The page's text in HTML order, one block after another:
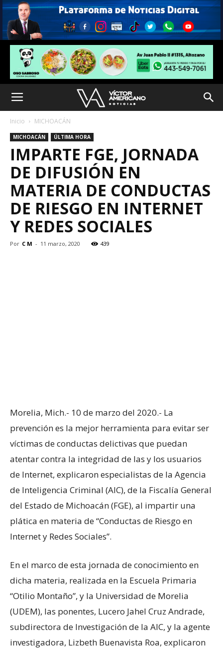
Inicio MICHOACÁN
MICHOACÁN ÚLTIMA HORA
IMPARTE FGE, JORNADA
DE DIFUSIÓN EN
MATERIA DE CONDUCTAS
DE RIESGO EN INTERNET
Y REDES SOCIALES
Por C M - 11 marzo, 2020 439
Morelia, Mich.- 10 de marzo del 2020.- La
prevención es la mejor herramienta para evitar ser
víctimas de conductas delictivas que puedan
atentar contra la integridad de las y los usuarios
de Internet, explicaron especialistas de la Agencia
de Inteligencia Criminal (AIC), de la Fiscalía General
del Estado de Michoacán (FGE), al impartir una
plática en materia de “Conductas de Riesgo en
Internet y Redes Sociales”.
En el marco de esta jornada de conocimiento en
dicha materia, realizada en la Escuela Primaria
“Otilio Montaño”, y la Universidad de Morelia
(UDEM), las ponentes, Lucero Jahel Cruz Andrade,
subdirectora de Investigación de la AIC, y la agente
investigadora, Lizbeth Buenavista Roa, explicaron